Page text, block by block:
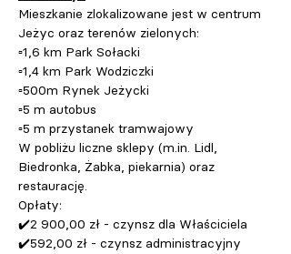
Mieszkanie zlokalizowane jest w centrum
Jeżyc oraz terenów zielonych:
▫️1,6 km Park Sołacki
▫️1,4 km Park Wodziczki
▫️500m Rynek Jeżycki
▫️5 m autobus
▫️5 m przystanek tramwajowy
W pobliżu liczne sklepy (m.in. Lidl,
Biedronka, Żabka, piekarnia) oraz
restaurację.
Opłaty:
✔️2 900,00 zł - czynsz dla Właściciela
✔️592,00 zł - czynsz administracyjny